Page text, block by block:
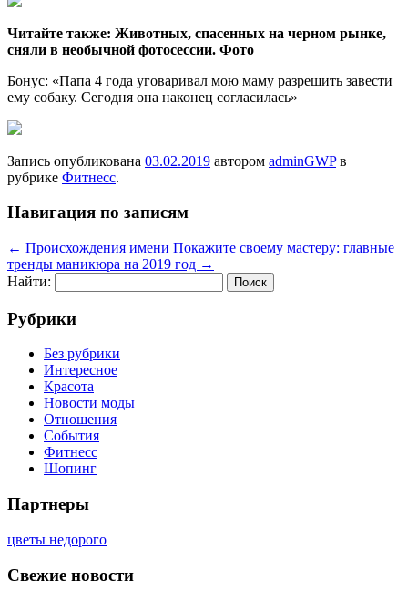
Читайте также: Животных, спасенных на черном рынке,
сняли в необычной фотосессии. Фото
Бонус: «Папа 4 года уговаривал мою маму разрешить завести
ему собаку. Сегодня она наконец согласилась»
Запись опубликована 03.02.2019 автором adminGWPв
рубрике Фитнесс.
Навигация по записям
← Происхождения имени Покажите своему мастеру: главные
тренды маникюра на 2019 год →
Найти:
Рубрики
Без рубрики
Интересное
Красота
Новости моды
Отношения
События
Фитнесс
Шопинг
Партнеры
цветы недорого
Свежие новости